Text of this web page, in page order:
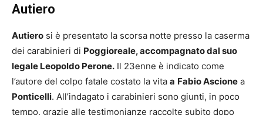
Autiero
Autiero si è presentato la scorsa notte presso la caserma
dei carabinieri di Poggioreale, accompagnato dal suo
legale Leopoldo Perone. Il 23enne è indicato come
l’autore del colpo fatale costato la vita a Fabio Ascione a
Ponticelli. All’indagato i carabinieri sono giunti, in poco
tempo, grazie alle testimonianze raccolte subito dopo